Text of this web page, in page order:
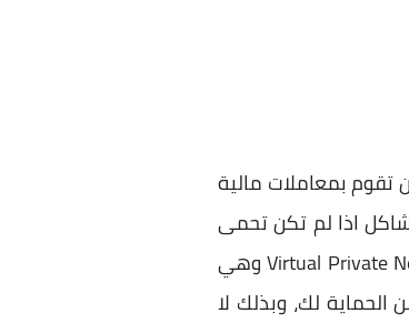
تقوم بمعاملات مالية
اذا لم تكن تحمى
نفسك فى عالم الانترنت الكبير والمخيف، ولكن مع استخدامك لاحد برامج الـ VPN والتي تشير الي Virtual Private Network وهي
لك، وبذلك لا